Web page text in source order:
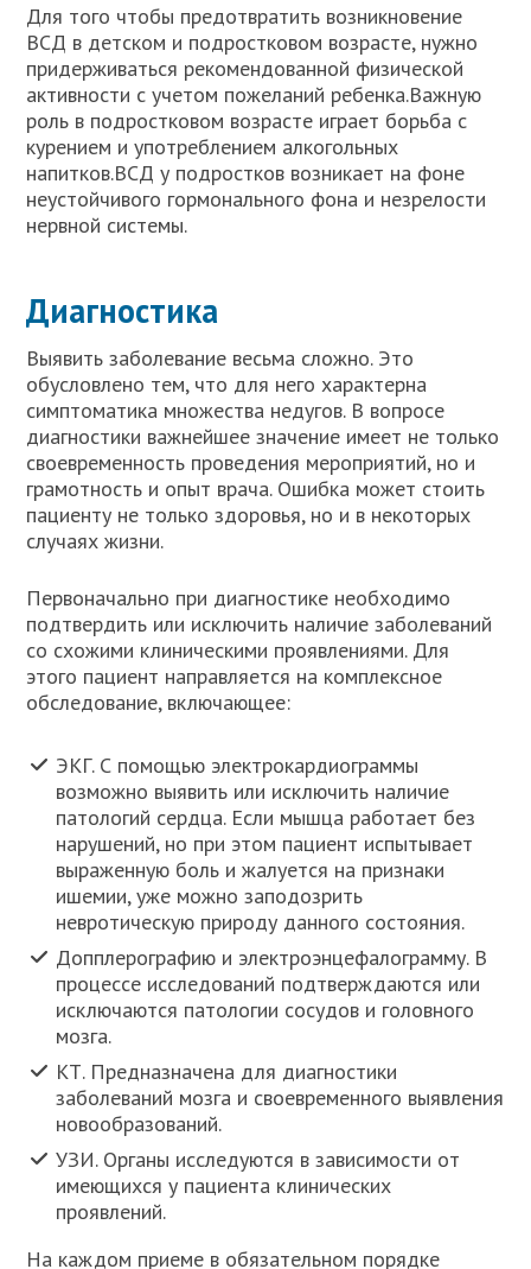
Для того чтобы предотвратить возникновение
ВСД в детском и подростковом возрасте, нужно
придерживаться рекомендованной физической
активности с учетом пожеланий ребенка.Важную
роль в подростковом возрасте играет борьба с
курением и употреблением алкогольных
напитков.ВСД у подростков возникает на фоне
неустойчивого гормонального фона и незрелости
нервной системы.
Диагностика
Выявить заболевание весьма сложно. Это
обусловлено тем, что для него характерна
симптоматика множества недугов. В вопросе
диагностики важнейшее значение имеет не только
своевременность проведения мероприятий, но и
грамотность и опыт врача. Ошибка может стоить
пациенту не только здоровья, но и в некоторых
случаях жизни.
Первоначально при диагностике необходимо
подтвердить или исключить наличие заболеваний
со схожими клиническими проявлениями. Для
этого пациент направляется на комплексное
обследование, включающее:
ЭКГ. С помощью электрокардиограммы
возможно выявить или исключить наличие
патологий сердца. Если мышца работает без
нарушений, но при этом пациент испытывает
выраженную боль и жалуется на признаки
ишемии, уже можно заподозрить
невротическую природу данного состояния.
Допплерографию и электроэнцефалограмму. В
процессе исследований подтверждаются или
исключаются патологии сосудов и головного
мозга.
КТ. Предназначена для диагностики
заболеваний мозга и своевременного выявления
новообразований.
УЗИ. Органы исследуются в зависимости от
имеющихся у пациента клинических
проявлений.
На каждом приеме в обязательном порядке